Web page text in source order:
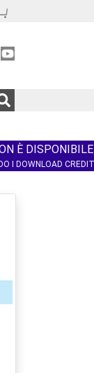
È DISPONIBILE
I DOWNLOAD CREDIT